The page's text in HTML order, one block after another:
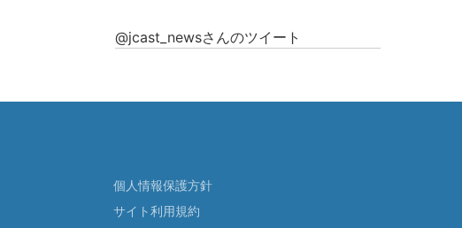
@jcast_newsさんのツイート
個人情報保護方針
サイト利用規約